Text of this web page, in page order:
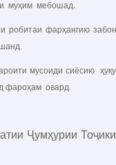
муҳим мебошад.
фарҳангию
мусоиди сиёсию
фароҳам овард.
Ҷумҳурии